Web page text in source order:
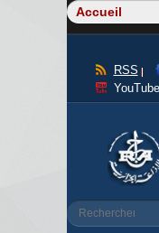
RSS
YouTube
Rechercher